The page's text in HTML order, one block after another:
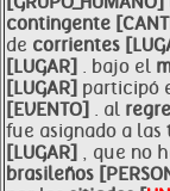
contingente
de corrientes
[LUGAR] . bajo el
[LUGAR] participó
[EVENTO] . al
fue asignado a las
[LUGAR] , que no
brasileños